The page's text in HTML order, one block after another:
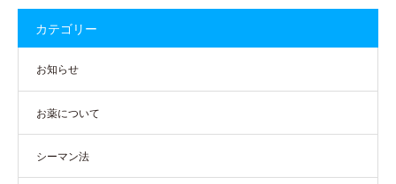
カテゴリー
お知らせ
お薬について
シーマン法